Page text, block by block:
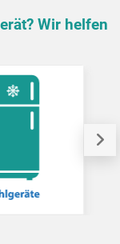
Wir helfen